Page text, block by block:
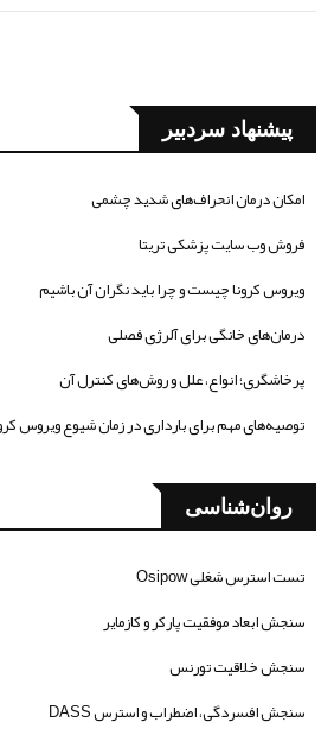
پیشنهاد سردبیر
امکان درمان انحراف‌های شدید چشمی
فروش وب سایت پزشکی تریتا
ویروس کرونا چیست و چرا باید نگران آن باشیم
درمان‌های خانگی برای آلرژی فصلی
پرخاشگری؛ انواع، علل و روش‌های کنترل آن
توصیه‌های مهم برای بارداری در زمان شیوع ویروس
روان‌شناسی
تست استرس شغلی Osipow
سنجش ابعاد موفقیت پارکر و کازمایر
سنجش خلاقیت تورنس
سنجش افسردگی، اضطراب و استرس DASS